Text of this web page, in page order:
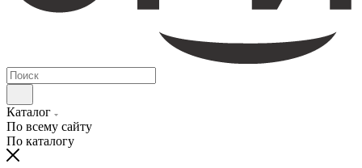
Каталог
По всему сайту
По каталогу